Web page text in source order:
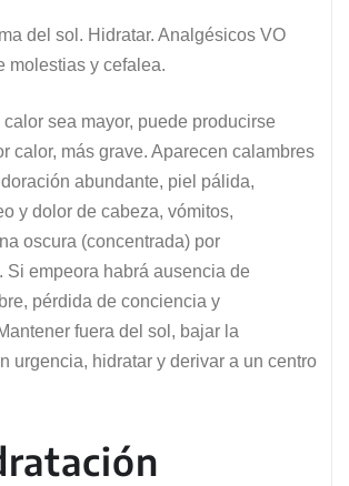
del sol. Hidratar. Analgésicos VO
molestias y cefalea.
sea mayor, puede producirse
calor, más grave. Aparecen calambres
abundante, piel pálida,
y dolor de cabeza, vómitos,
oscura (concentrada) por
Si empeora habrá ausencia de
pérdida de conciencia y
fuera del sol, bajar la
urgencia, hidratar y derivar a un centro